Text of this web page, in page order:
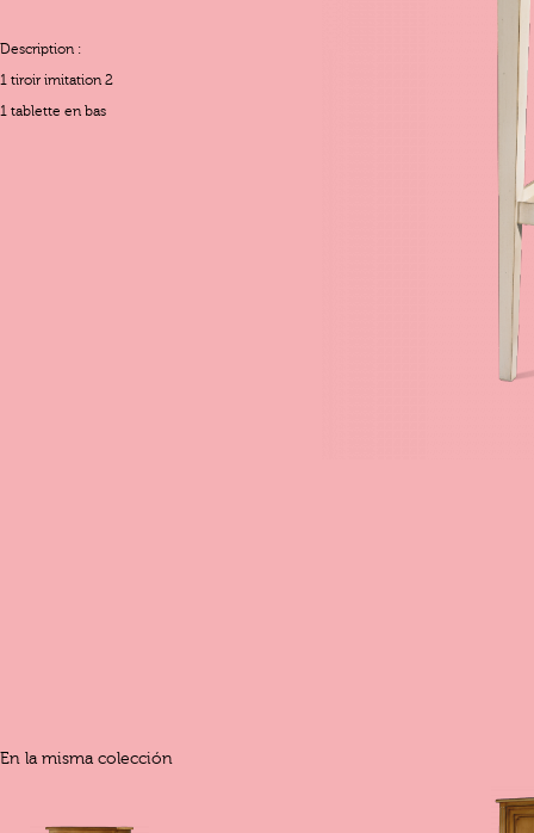
Description :
1 tiroir imitation 2
1 tablette en bas
En la misma colección